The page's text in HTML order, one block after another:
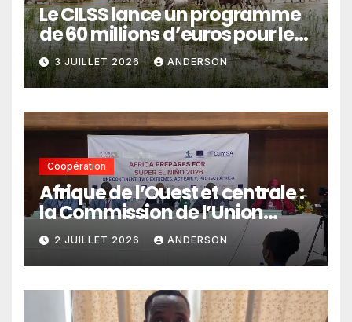
Le CILSS lance un programme
de 60 millions d’euros pour le
pastoralisme
3 JUILLET 2026 ANDERSON
Coopération
Afrique de l’Ouest et centrale :
la Commission de l’Union
africaine veut renforcer
l’intégration des services
climatiques dans les
politiques publiques
2 JUILLET 2026 ANDERSON